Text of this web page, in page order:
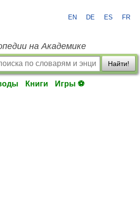
EN DE ES FR
на Академике
Найти!
Книги Игры ⚽